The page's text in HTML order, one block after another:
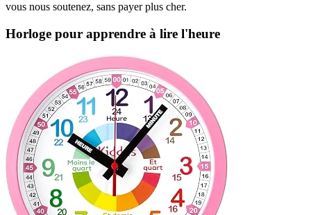
vous nous soutenez, sans payer plus cher.
Horloge pour apprendre à lire l'heure